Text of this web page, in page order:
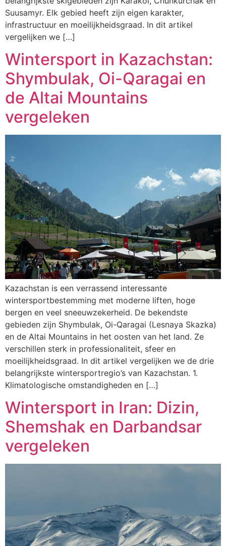
Suusamyr. Elk gebied heeft zijn eigen karakter,
infrastructuur en moeilijkheidsgraad. In dit artikel
vergelijken we […]
Wintersport in Kazachstan:
Shymbulak, Oi-Qaragai en
de Altai Mountains
vergeleken
Kazachstan is een verrassend interessante
wintersportbestemming met moderne liften, hoge
bergen en veel sneeuwzekerheid. De bekendste
gebieden zijn Shymbulak, Oi-Qaragai (Lesnaya Skazka)
en de Altai Mountains in het oosten van het land. Ze
verschillen sterk in professionaliteit, sfeer en
moeilijkheidsgraad. In dit artikel vergelijken we de drie
belangrijkste wintersportregio’s van Kazachstan. 1.
Klimatologische omstandigheden en […]
Wintersport in Iran: Dizin,
Shemshak en Darbandsar
vergeleken